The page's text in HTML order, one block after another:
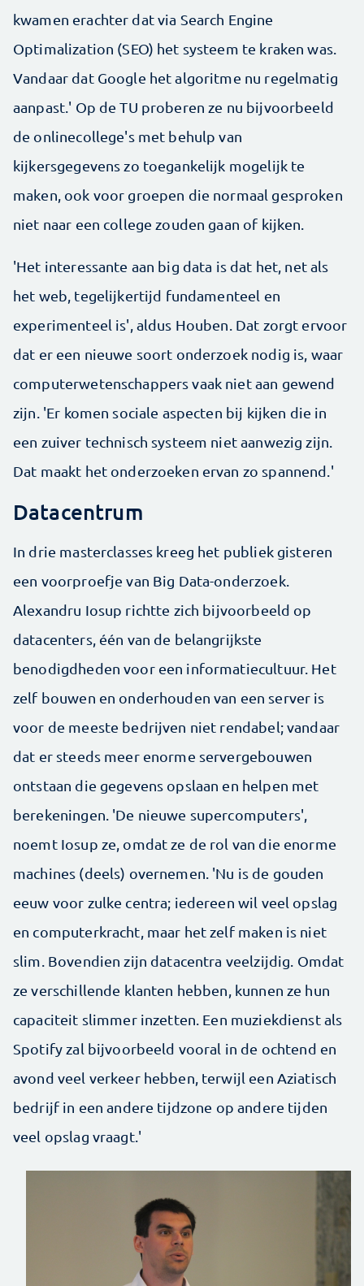
kwamen erachter dat via Search Engine
Optimalization (SEO) het systeem te kraken was.
Vandaar dat Google het algoritme nu regelmatig
aanpast.' Op de TU proberen ze nu bijvoorbeeld
de onlinecollege's met behulp van
kijkersgegevens zo toegankelijk mogelijk te
maken, ook voor groepen die normaal gesproken
niet naar een college zouden gaan of kijken.
'Het interessante aan big data is dat het, net als
het web, tegelijkertijd fundamenteel en
experimenteel is', aldus Houben. Dat zorgt ervoor
dat er een nieuwe soort onderzoek nodig is, waar
computerwetenschappers vaak niet aan gewend
zijn. 'Er komen sociale aspecten bij kijken die in
een zuiver technisch systeem niet aanwezig zijn.
Dat maakt het onderzoeken ervan zo spannend.'
Datacentrum
In drie masterclasses kreeg het publiek gisteren
een voorproefje van Big Data-onderzoek.
Alexandru Iosup richtte zich bijvoorbeeld op
datacenters, één van de belangrijkste
benodigdheden voor een informatiecultuur. Het
zelf bouwen en onderhouden van een server is
voor de meeste bedrijven niet rendabel; vandaar
dat er steeds meer enorme servergebouwen
ontstaan die gegevens opslaan en helpen met
berekeningen. 'De nieuwe supercomputers',
noemt Iosup ze, omdat ze de rol van die enorme
machines (deels) overnemen. 'Nu is de gouden
eeuw voor zulke centra; iedereen wil veel opslag
en computerkracht, maar het zelf maken is niet
slim. Bovendien zijn datacentra veelzijdig. Omdat
ze verschillende klanten hebben, kunnen ze hun
capaciteit slimmer inzetten. Een muziekdienst als
Spotify zal bijvoorbeeld vooral in de ochtend en
avond veel verkeer hebben, terwijl een Aziatisch
bedrijf in een andere tijdzone op andere tijden
veel opslag vraagt.'